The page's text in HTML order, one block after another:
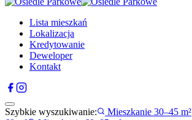
Lista mieszkań
Lokalizacja
Kredytowanie
Deweloper
Kontakt
Szybkie wyszukiwanie: Mieszkanie 30–45 m²